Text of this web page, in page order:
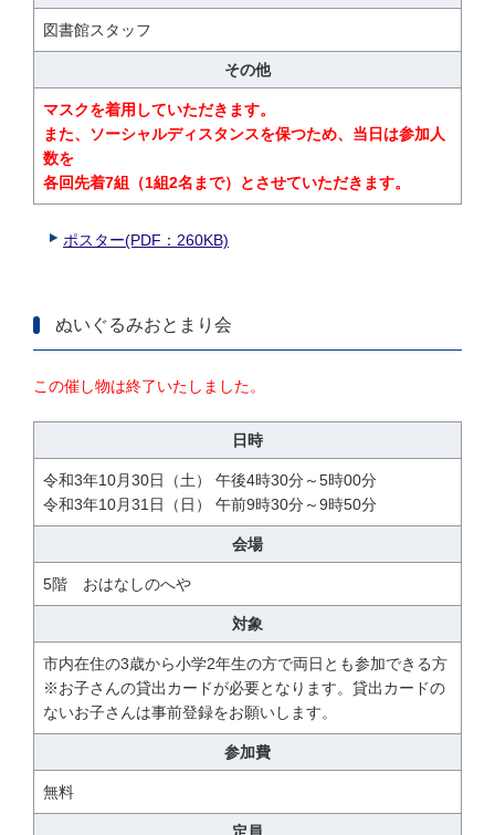
図書館スタッフ
その他
マスクを着用していただきます。
また、ソーシャルディスタンスを保つため、当日は参加人
数を
各回先着7組（1組2名まで）とさせていただきます。
ポスター(PDF：260KB)
ぬいぐるみおとまり会
この催し物は終了いたしました。
日時
令和3年10月30日（土） 午後4時30分～5時00分
令和3年10月31日（日） 午前9時30分～9時50分
会場
5階 おはなしのへや
対象
市内在住の3歳から小学2年生の方で両日とも参加できる方
※お子さんの貸出カードが必要となります。貸出カードの
ないお子さんは事前登録をお願いします。
参加費
無料